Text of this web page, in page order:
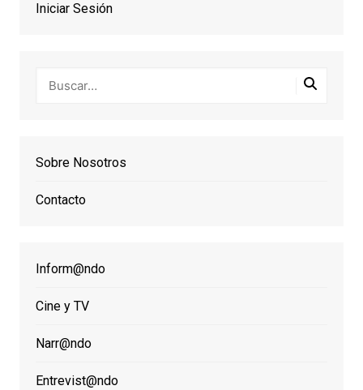
Iniciar Sesión
Sobre Nosotros
Contacto
Inform@ndo
Cine y TV
Narr@ndo
Entrevist@ndo